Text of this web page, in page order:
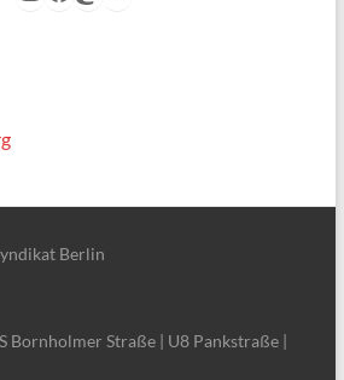
Berlin
Bornholmer Straße | U8 Pankstraße |